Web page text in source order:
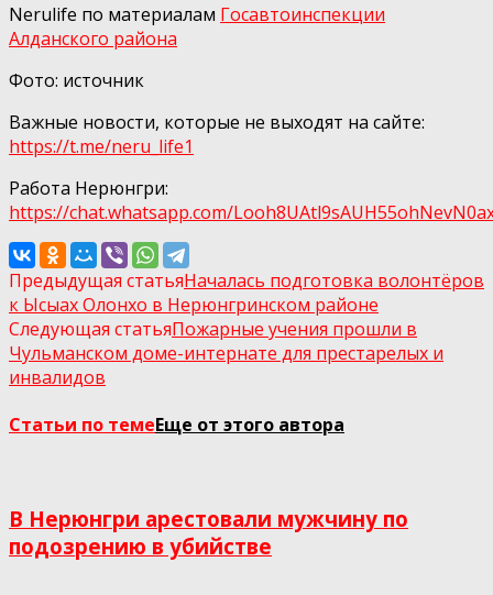
Nerulife по материалам Госавтоинспекции
Алданского района
Фото: источник
Важные новости, которые не выходят на сайте:
https://t.me/neru_life1
Работа Нерюнгри:
https://chat.whatsapp.com/
Предыдущая статьяНачалась подготовка волонтёров
к Ысыах Олонхо в Нерюнгринском районе
Следующая статьяПожарные учения прошли в
Чульманском доме-интернате для престарелых и
инвалидов
Статьи по темеЕще от этого автора
В Нерюнгри арестовали мужчину по
подозрению в убийстве